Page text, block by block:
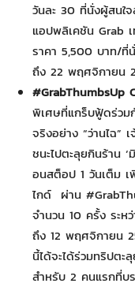
วันละ 30 ที่นั่งผู้สนใ
แอปพลิเคชัน Grab
ราคา 5,500 บาท/
ถึง 22 พฤศจิกายน
#GrabThumbsUp
พิเศษที่แกร็บฟู้ดร่วม
จริงอย่าง “ว่านไฉ”
ชนะไปตะลุยกินร้าน
อนสต็อป 1 วันเต็ม เ
ไกด์ ผ่าน
จำนวน 10 ครั้ง ระห
ถึง 12 พฤศจิกายน
นี้ได้จะได้ร่วมทริปต
สำหรับ 2 คนแรกที่บ